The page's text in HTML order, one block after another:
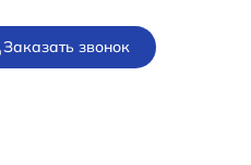
Заказать звонок